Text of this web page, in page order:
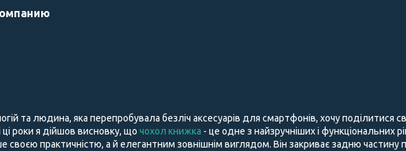
та людина, яка перепробувала безліч аксесуарів для смартфонів, хочу поділитися
ці роки я дійшов висновку, що чохол книжка - це одне з найзручніших і функціональних
своєю практичністю, а й елегантним зовнішнім виглядом. Він закриває задню частину